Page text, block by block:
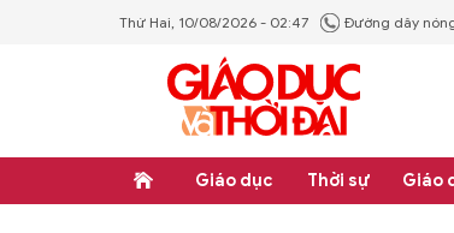
Thứ Hai, 10/08/2026 - 02:47 Đường dây
Giáo dục Thời sự Giáo